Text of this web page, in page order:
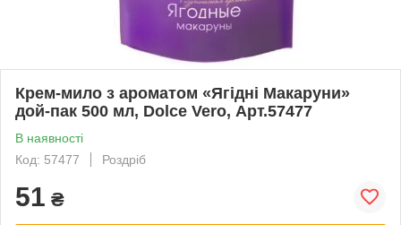
Крем-мило з ароматом «Ягідні Макаруни»
дой-пак 500 мл, Dolce Vero, Арт.57477
В наявності
Код: 57477
Роздріб
51 ₴